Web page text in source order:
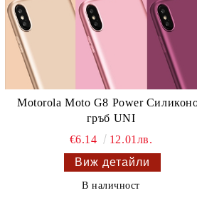
Motorola Moto G8 Power
гръб UNI
€6.14
12.01лв.
Виж детайли
В наличност